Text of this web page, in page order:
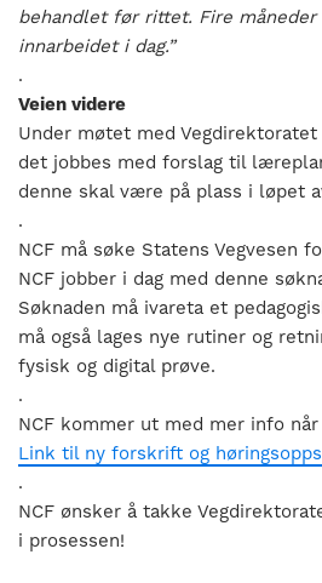
behandlet før rittet. Fire
innarbeidet i dag.”
.
Veien videre
Under møtet med
det jobbes med forslag til
denne skal være på plass i løpet
.
NCF må søke Statens Vegvesen
NCF jobber i dag med denne
Søknaden må ivareta et
må også lages nye rutiner og
fysisk og digital prøve.
.
NCF kommer ut med mer info
Link til ny forskrift og
.
NCF ønsker å takke
i prosessen!